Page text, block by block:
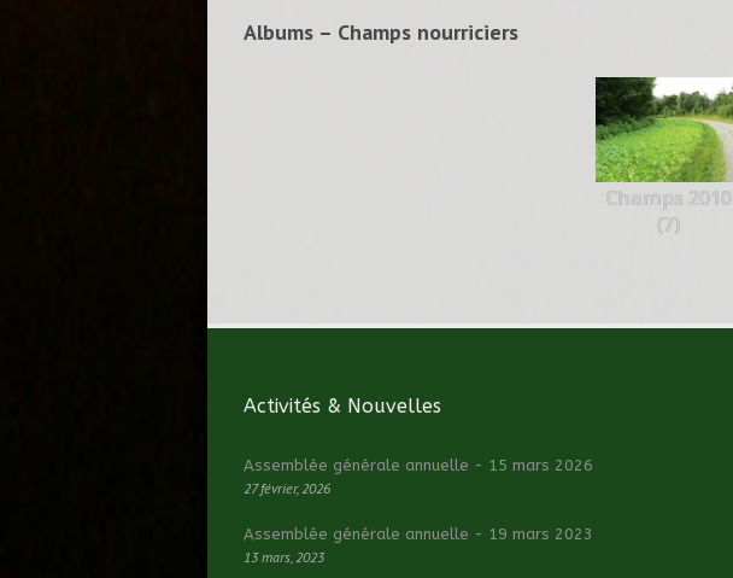
Albums – Champs nourriciers
Champs 2010
(7)
Activités & Nouvelles
Assemblée générale annuelle - 15 mars 2026
27 février, 2026
Assemblée générale annuelle - 19 mars 2023
13 mars, 2023